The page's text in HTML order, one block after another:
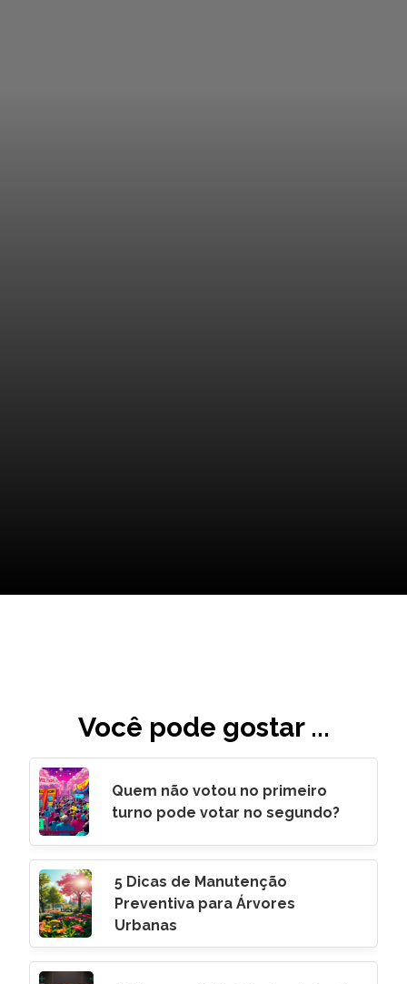
Você pode gostar ...
Quem não votou no primeiro
turno pode votar no segundo?
5 Dicas de Manutenção
Preventiva para Árvores
Urbanas